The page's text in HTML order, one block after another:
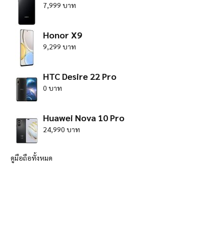
7,999 บาท
Honor X9
9,299 บาท
HTC Desire 22 Pro
0 บาท
Huawei Nova 10 Pro
24,990 บาท
ดูมือถือทั้งหมด